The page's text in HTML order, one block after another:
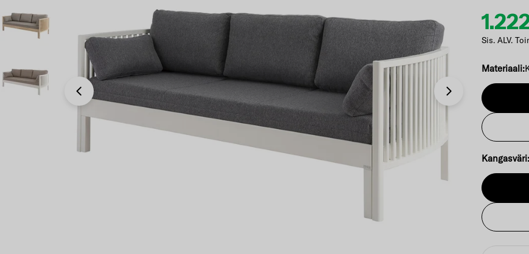
Avaa 0 modaali-ikkunassa Avaa 1
Sis. ALV.
Materiaali:
Kangasväri: